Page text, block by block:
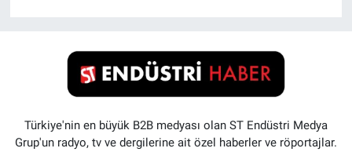
Türkiye'nin en büyük B2B medyası olan ST Endüstri Medya
Grup'un radyo, tv ve dergilerine ait özel haberler ve röportajlar.